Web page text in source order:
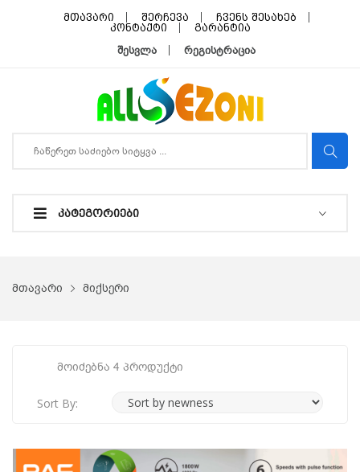
მთავარი შერჩევა
ჩვენს შესახებ
კონტაქტი
გარანტია
შესვლა რეგისტრაცია
ᲙᲐᲢᲔᲒᲝᲠᲘᲔᲑᲘ
მთავარი მიქსერი
Მოიძებნა 4 Პროდუქტი
Sort By: